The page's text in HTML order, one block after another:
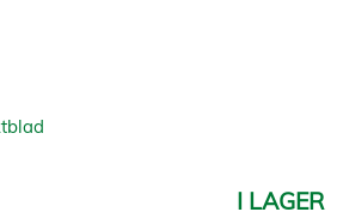
I LAGER